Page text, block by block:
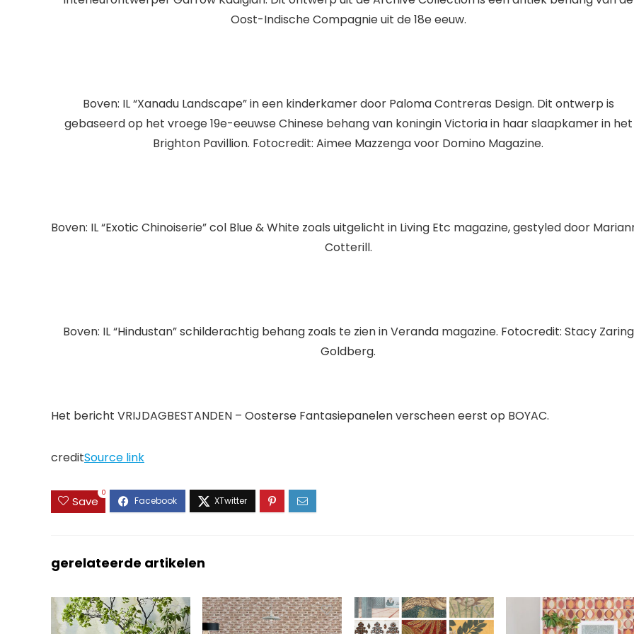
Oost-Indische Compagnie uit de 18e eeuw.
Boven: IL “Xanadu Landscape” in een kinderkamer door Paloma Contreras Design. Dit ontwerp is
gebaseerd op het vroege 19e-eeuwse Chinese behang van koningin Victoria in haar slaapkamer in het
Brighton Pavillion. Fotocredit: Aimee Mazzenga voor Domino Magazine.
Boven: IL “Exotic Chinoiserie” col Blue & White zoals uitgelicht in Living Etc magazine, gestyled door
Cotterill.
Boven: IL “Hindustan” schilderachtig behang zoals te zien in Veranda magazine. Fotocredit: Stacy Zaring
Goldberg.
Het bericht VRIJDAGBESTANDEN – Oosterse Fantasiepanelen verscheen eerst op BOYAC.
creditSource link
Save
0
gerelateerde artikelen